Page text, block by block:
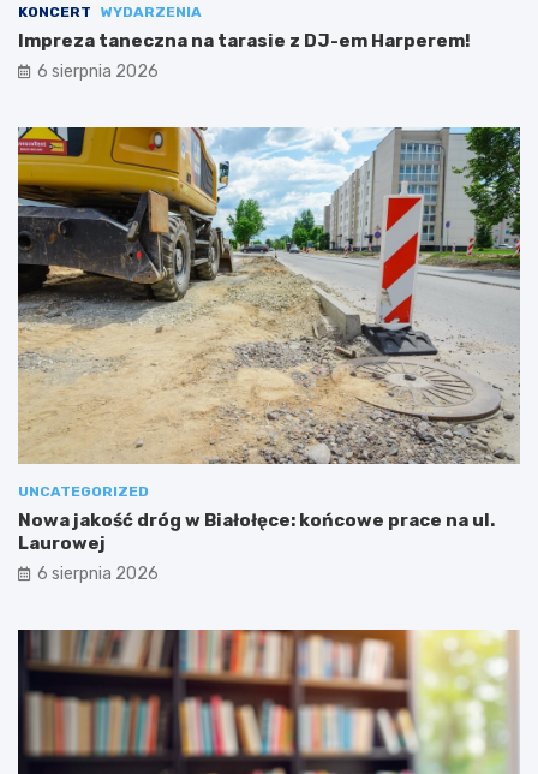
KONCERT WYDARZENIA
Impreza taneczna na tarasie z DJ-em Harperem!
6 sierpnia 2026
UNCATEGORIZED
Nowa jakość dróg w Białołęce: końcowe prace na ul.
Laurowej
6 sierpnia 2026